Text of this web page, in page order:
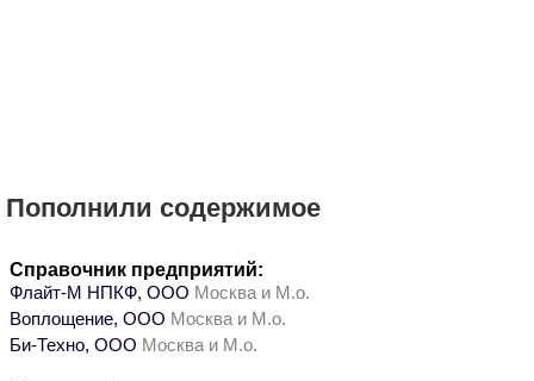
Пополнили содержимое
Справочник предприятий:
Флайт-М НПКФ, ООО Москва и М.о.
Воплощение, ООО Москва и М.о.
Би-Техно, ООО Москва и М.о.